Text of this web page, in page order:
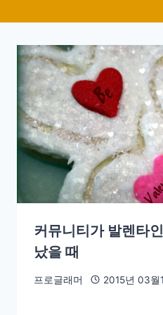
커뮤니티가 발렌타
났을 때
프로글래머 2015년 03월